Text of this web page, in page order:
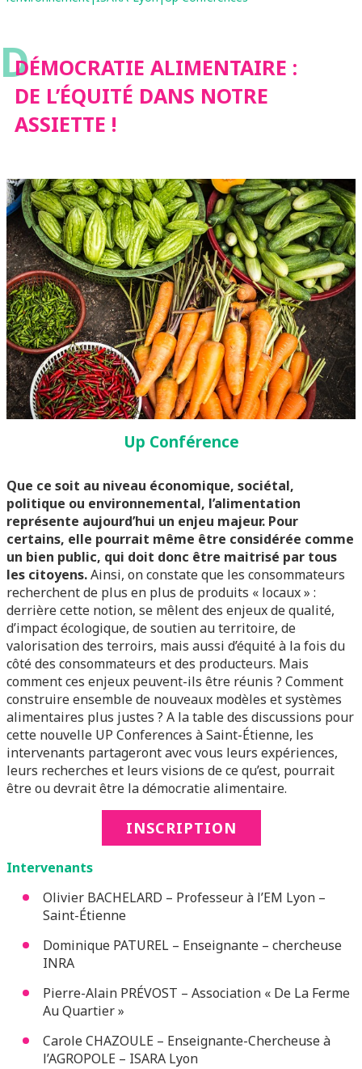
DDÉMOCRATIE ALIMENTAIRE :
DE L’ÉQUITÉ DANS NOTRE
ASSIETTE !
Up Conférence
Que ce soit au niveau économique, sociétal,
politique ou environnemental, l’alimentation
représente aujourd’hui un enjeu majeur. Pour
certains, elle pourrait même être considérée comme
un bien public, qui doit donc être maitrisé par tous
les citoyens.Ainsi, on constate que les consommateurs
recherchent de plus en plus de produits « locaux » :
derrière cette notion, se mêlent des enjeux de qualité,
d’impact écologique, de soutien au territoire, de
valorisation des terroirs, mais aussi d’équité à la fois du
côté des consommateurs et des producteurs. Mais
comment ces enjeux peuvent-ils être réunis ? Comment
construire ensemble de nouveaux modèles et systèmes
alimentaires plus justes ? A la table des discussions pour
cette nouvelle UP Conferences à Saint-Étienne, les
intervenants partageront avec vous leurs expériences,
leurs recherches et leurs visions de ce qu’est, pourrait
être ou devrait être la démocratie alimentaire.
INSCRIPTION
Intervenants
Olivier BACHELARD – Professeur à l’EM Lyon –
Saint-Étienne
Dominique PATUREL – Enseignante – chercheuse
INRA
Pierre-Alain PRÉVOST – Association « De La Ferme
Au Quartier »
Carole CHAZOULE – Enseignante-Chercheuse à
l’AGROPOLE – ISARA Lyon